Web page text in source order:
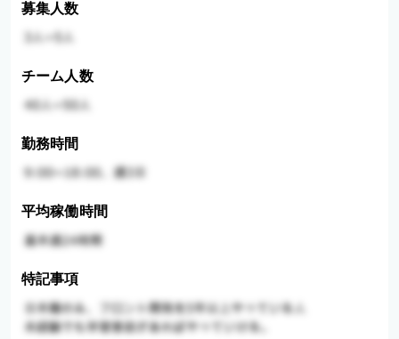
募集人数
チーム人数
勤務時間
平均稼働時間
特記事項